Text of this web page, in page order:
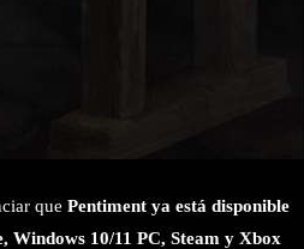
que Pentiment ya está disponible
Windows 10/11 PC, Steam y Xbox